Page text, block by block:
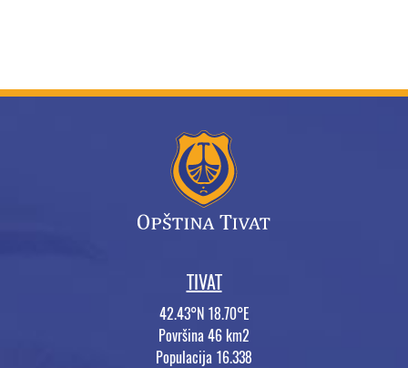
TIVAT
42.43°N 18.70°E
Površina 46 km2
Populacija 16.338